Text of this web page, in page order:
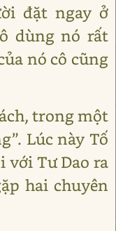
đặt ngay ở
dùng nó rất
nó cô cũng
trong một
Lúc này Tố
với Tư Dao ra
hai chuyên